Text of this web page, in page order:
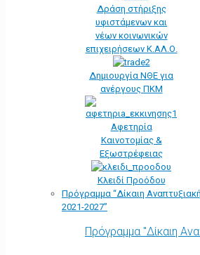
Δράση στήριξης
υφιστάμενων και
νέων κοινωνικών
επιχειρήσεων Κ.ΑΛ.Ο.
Δημιουργία ΝΘΕ για
ανέργους ΠΚΜ
Αφετηρία
Kαινοτομίας &
Εξωστρέφειας
Κλειδί Προόδου
Πρόγραμμα “Δίκαιη
2021-2027”
Πρόγραμμα "Δίκαιη